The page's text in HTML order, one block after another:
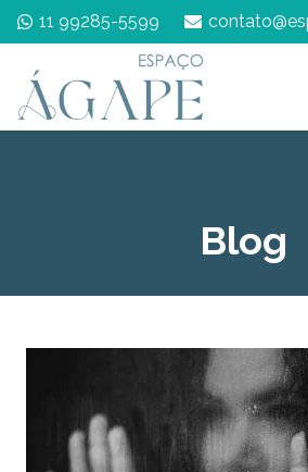
11 99285-5599
Blog